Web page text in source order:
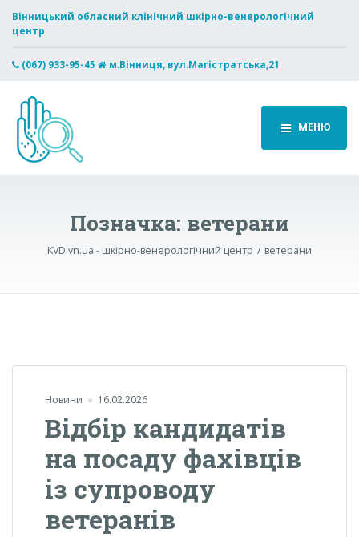
Вінницький обласний клінічний шкірно-венерологічний
центр
(067) 933-95-45 м.Вінниця, вул.Магістратська,21
МЕНЮ
Позначка: ветерани
KVD.vn.ua - шкірно-венерологічний центр ветерани
Новини 16.02.2026
Відбір кандидатів
на посаду фахівців
із супроводу
ветеранів